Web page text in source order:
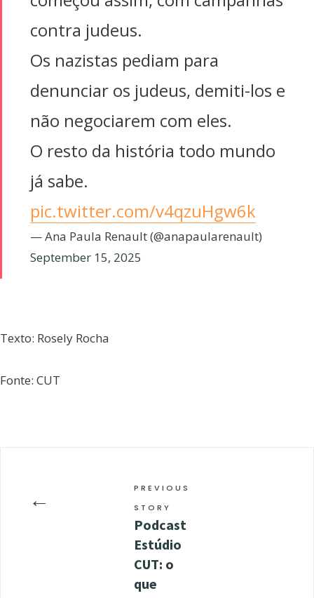
contra judeus.
Os nazistas pediam para
denunciar os judeus, demiti-los e
não negociarem com eles.
O resto da história todo mundo
já sabe.
pic.twitter.com/v4qzuHgw6k
— Ana Paula Renault (@anapaularenault)
September 15, 2025
Texto: Rosely Rocha
Fonte: CUT
←
PREVIOUS
STORY
Podcast
Estúdio
CUT: o
que